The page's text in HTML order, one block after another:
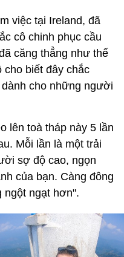
việc tại Ireland, đã
cô chinh phục cầu
căng thẳng như thế
cho biết đây chắc
cho những người
lên toà tháp này 5 lần
Mỗi lần là một trải
sợ độ cao, ngọn
của bạn. Càng đông
ngột ngạt hơn".